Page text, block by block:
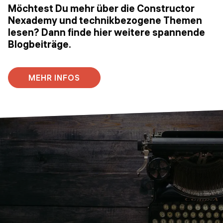
Möchtest Du mehr über die Constructor
Nexademy und technikbezogene Themen
lesen? Dann finde hier weitere spannende
Blogbeiträge.
MEHR INFOS